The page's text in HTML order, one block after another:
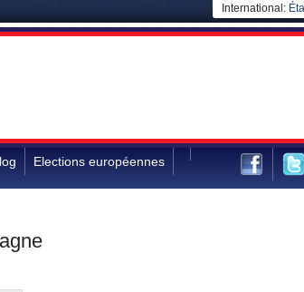
International:
Elections européennes